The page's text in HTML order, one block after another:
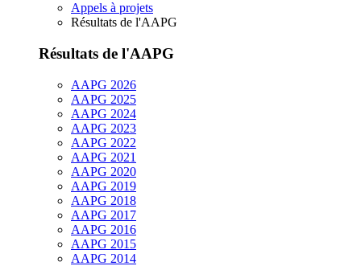
Appels à projets
Résultats de l'AAPG
Résultats de l'AAPG
AAPG 2026
AAPG 2025
AAPG 2024
AAPG 2023
AAPG 2022
AAPG 2021
AAPG 2020
AAPG 2019
AAPG 2018
AAPG 2017
AAPG 2016
AAPG 2015
AAPG 2014